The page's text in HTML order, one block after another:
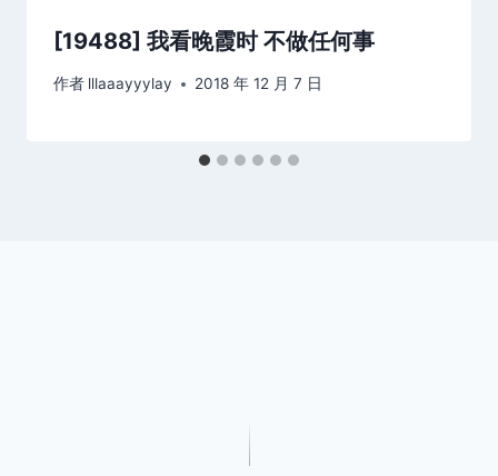
[19488] 我看晚霞时 不做任何事
作者 lllaaayyylay 2018 年 12 月 7 日